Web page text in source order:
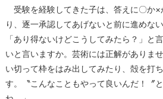
受験を経験してきた子は、答えに〇か×
り、逐一承認してあげないと前に進めな
「あり得ないけどこうしてみたら？」と
いと言いますか。芸術には正解がありま
い切って枠をはみ出してみたり、殻を打
す。〝こんなこともやって良いんだ！〞